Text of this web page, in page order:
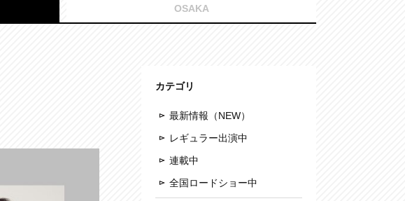
OSAKA
カテゴリ
最新情報（NEW）
レギュラー出演中
連載中
全国ロードショー中